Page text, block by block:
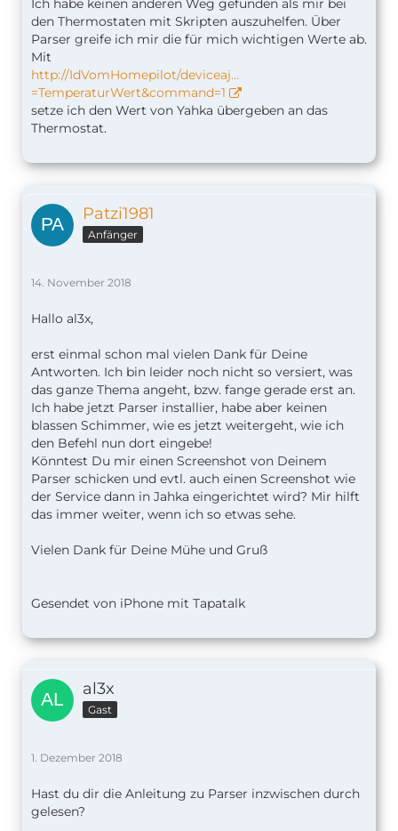
Ich habe keinen anderen Weg gefunden als mir bei
den Thermostaten mit Skripten auszuhelfen. Über
Parser greife ich mir die für mich wichtigen Werte ab.
Mit
http://IdVomHomepilot/deviceaj…
=TemperaturWert&command=1
setze ich den Wert von Yahka übergeben an das
Thermostat.
Patzi1981
Anfänger
14. November 2018
Hallo al3x,
erst einmal schon mal vielen Dank für Deine
Antworten. Ich bin leider noch nicht so versiert, was
das ganze Thema angeht, bzw. fange gerade erst an.
Ich habe jetzt Parser installier, habe aber keinen
blassen Schimmer, wie es jetzt weitergeht, wie ich
den Befehl nun dort eingebe!
Könntest Du mir einen Screenshot von Deinem
Parser schicken und evtl. auch einen Screenshot wie
der Service dann in Jahka eingerichtet wird? Mir hilft
das immer weiter, wenn ich so etwas sehe.
Vielen Dank für Deine Mühe und Gruß
Gesendet von iPhone mit Tapatalk
al3x
Gast
1. Dezember 2018
Hast du dir die Anleitung zu Parser inzwischen durch
gelesen?